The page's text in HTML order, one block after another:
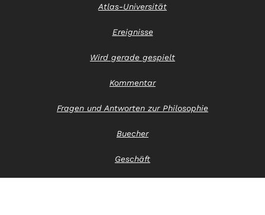
Atlas-Universität
Ereignisse
Wird gerade gespielt
Kommentar
Fragen und Antworten zur Philosophie
Buecher
Geschäft